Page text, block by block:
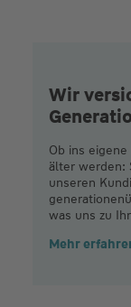
Wir
Ob ins
älter werden:
unseren
was uns zu
Mehr